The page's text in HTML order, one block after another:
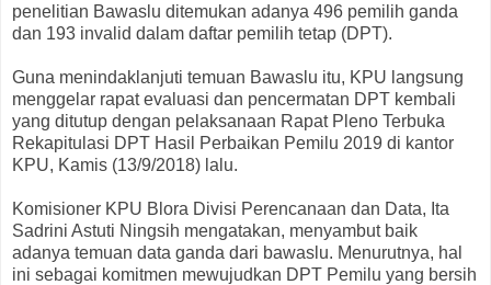
penelitian Bawaslu ditemukan adanya 496 pemilih ganda
dan 193 invalid dalam daftar pemilih tetap (DPT).
Guna menindaklanjuti temuan Bawaslu itu, KPU langsung
menggelar rapat evaluasi dan pencermatan DPT kembali
yang ditutup dengan pelaksanaan Rapat Pleno Terbuka
Rekapitulasi DPT Hasil Perbaikan Pemilu 2019 di kantor
KPU, Kamis (13/9/2018) lalu.
Komisioner KPU Blora Divisi Perencanaan dan Data, Ita
Sadrini Astuti Ningsih mengatakan, menyambut baik
adanya temuan data ganda dari bawaslu. Menurutnya, hal
ini sebagai komitmen mewujudkan DPT Pemilu yang bersih